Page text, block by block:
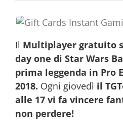
Il Multiplayer gratuito
day one di Star Wars
prima leggenda in Pro
2018. Ogni giovedì il
alle 17 vi fa vincere
non perdere!